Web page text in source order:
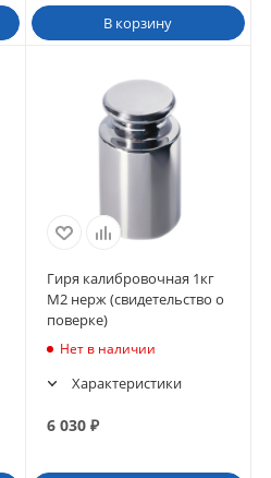
В корзину
Гиря калибровочная 1кг
М2 нерж (свидетельство о
поверке)
Нет в наличии
Характеристики
6 030₽